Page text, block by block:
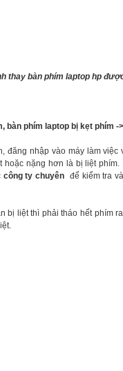
thay bàn phím laptop hp
bàn phím laptop bị kẹt phím
đăng nhập vào máy làm
hoặc nặng hơn là bị liệt
công ty chuyên để kiểm tra
bị liệt thì phải tháo hết phím